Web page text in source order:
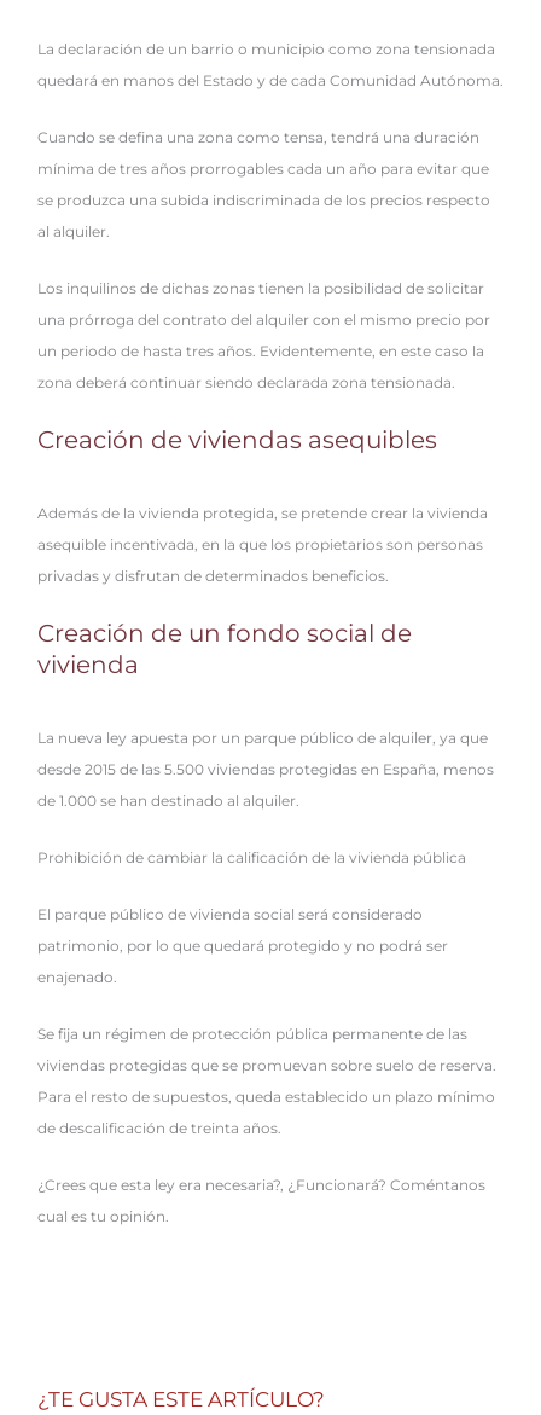
La declaración de un barrio o municipio como zona tensionada
quedará en manos del Estado y de cada Comunidad Autónoma.
Cuando se defina una zona como tensa, tendrá una duración
mínima de tres años prorrogables cada un año para evitar que
se produzca una subida indiscriminada de los precios respecto
al alquiler.
Los inquilinos de dichas zonas tienen la posibilidad de solicitar
una prórroga del contrato del alquiler con el mismo precio por
un periodo de hasta tres años. Evidentemente, en este caso la
zona deberá continuar siendo declarada zona tensionada.
Creación de viviendas asequibles
Además de la vivienda protegida, se pretende crear la vivienda
asequible incentivada, en la que los propietarios son personas
privadas y disfrutan de determinados beneficios.
Creación de un fondo social de
vivienda
La nueva ley apuesta por un parque público de alquiler, ya que
desde 2015 de las 5.500 viviendas protegidas en España, menos
de 1.000 se han destinado al alquiler.
Prohibición de cambiar la calificación de la vivienda pública
El parque público de vivienda social será considerado
patrimonio, por lo que quedará protegido y no podrá ser
enajenado.
Se fija un régimen de protección pública permanente de las
viviendas protegidas que se promuevan sobre suelo de reserva.
Para el resto de supuestos, queda establecido un plazo mínimo
de descalificación de treinta años.
¿Crees que esta ley era necesaria?, ¿Funcionará? Coméntanos
cual es tu opinión.
¿TE GUSTA ESTE ARTÍCULO?